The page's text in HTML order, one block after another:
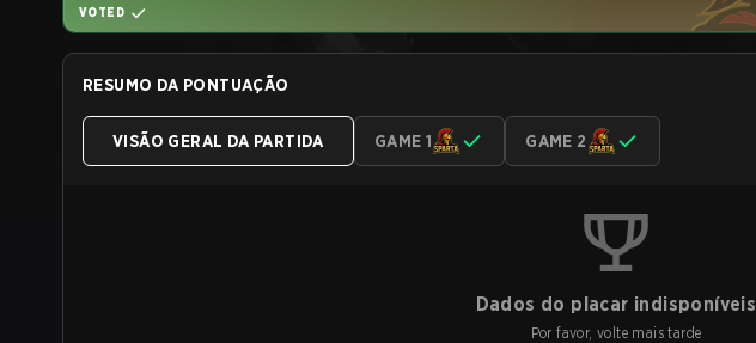
VOTED
RESUMO DA PONTUAÇÃO
VISÃO GERAL DA PARTIDA GAME 1 GAME 2
Dados do placar indisponíveis
Por favor, volte mais tarde